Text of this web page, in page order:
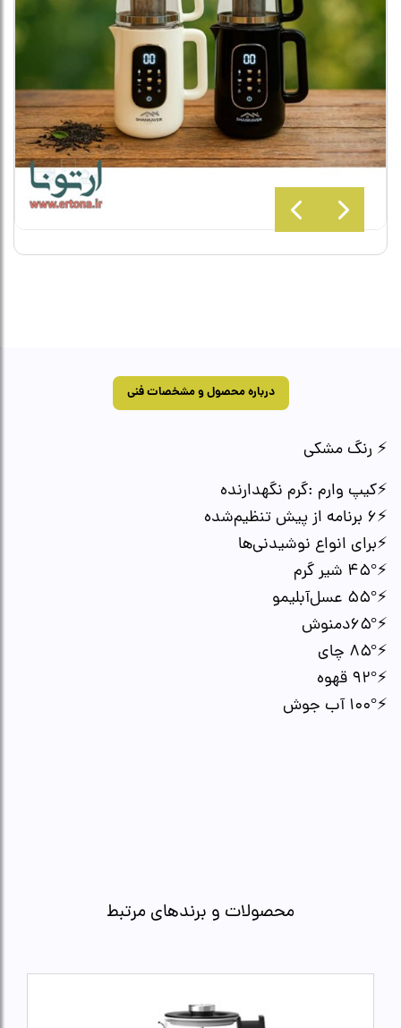
درباره محصول و مشخصات فنی
⚡ رنگ مشکی
⚡کیپ وارم :گرم نگهدارنده
⚡۶ برنامه از پیش تنظیم‌شده
⚡برای انواع نوشیدنی‌ها
⚡۴۵° شیر گرم
⚡۵۵° عسل‌آبلیمو
⚡۶۵°دمنوش
⚡۸۵° چای
⚡۹۲° قهوه
⚡۱۰۰° آب جوش
محصولات و برندهای مرتبط